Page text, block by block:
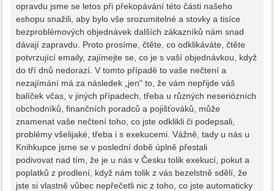
opravdu jsme se letos při překopávání této části našeho
eshopu snažili, aby bylo vše srozumitelné a stovky a tisíce
bezproblémových objednávek dalších zákazníků nám snad
dávají zapravdu. Proto prosíme, čtěte, co odklikáváte, čtěte
potvrzující emaily, zajímejte se, co je s vaší objednávkou, když
do tří dnů nedorazí. V tomto případě to vaše nečtení a
nezajímání má za následek „jen“ to, že vám nepřijde váš
balíček včas, v jiných případech, třeba u různých neseriózních
obchodníků, finančních poradců a pojišťováků, může
znamenat vaše nečtení toho, co jste odklikli či podepsali,
problémy všelijaké, třeba i s exekucemi. Vážně, tady u nás u
Knihkupce jsme se v poslední době úplně přestali
podivovat nad tím, že je u nás v Česku tolik exekucí, pokut a
poplatků z prodlení, když nám tolik z vás bezelstně sdělí, že
jste si vlastně vůbec nepřečetli nic z toho, co jste automaticky